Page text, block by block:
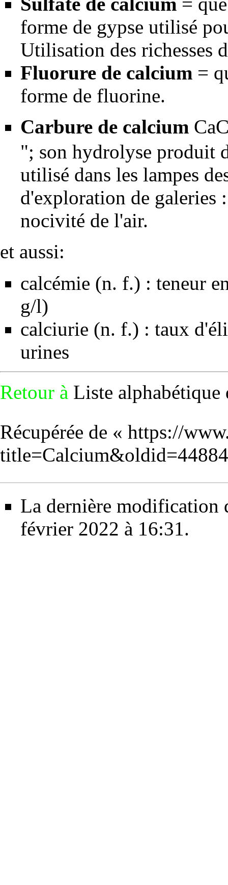
forme de gypse utilisé
Utilisation des richesses
Fluorure de calcium =
forme de fluorine.
Carbure de calcium
"; son hydrolyse produit
utilisé dans les lampes
d'exploration de galeries
nocivité de l'air.
et aussi:
calcémie (n. f.) : teneur
g/l)
calciurie (n. f.) : taux
urines
Retour à Liste alphabétique
Récupérée de « https://
title=Calcium&oldid=44884
La dernière modification
février 2022 à 16:31.